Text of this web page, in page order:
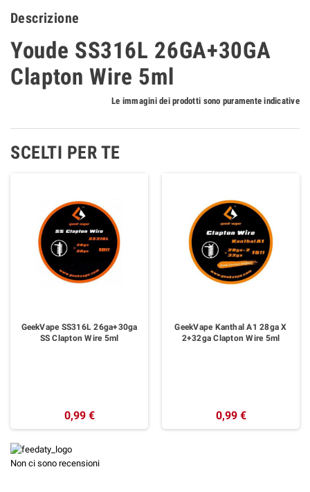
Descrizione
Youde SS316L 26GA+30GA
Clapton Wire 5ml
Le immagini dei prodotti sono puramente indicative
SCELTI PER TE
GeekVape SS316L 26ga+30ga
SS Clapton Wire 5ml
0,99 €
GeekVape Kanthal A1 28ga X
2+32ga Clapton Wire 5ml
0,99 €
Non ci sono recensioni